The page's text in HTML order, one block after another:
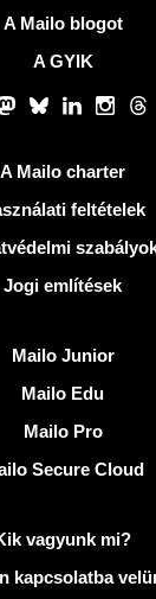
A Mailo blogot
A GYIK
BlueskyLinkedIn
A Mailo charter
feltételek
Jogi említések
Mailo Junior
Mailo Edu
Mailo Pro
Secure Cloud
vagyunk mi?
kapcsolatba